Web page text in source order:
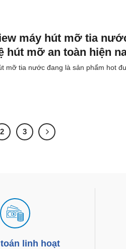
máy hút mỡ tia
hút mỡ an toàn hiện
mỡ tia nước đang là sản phẩm hot
2 3
linh hoạt